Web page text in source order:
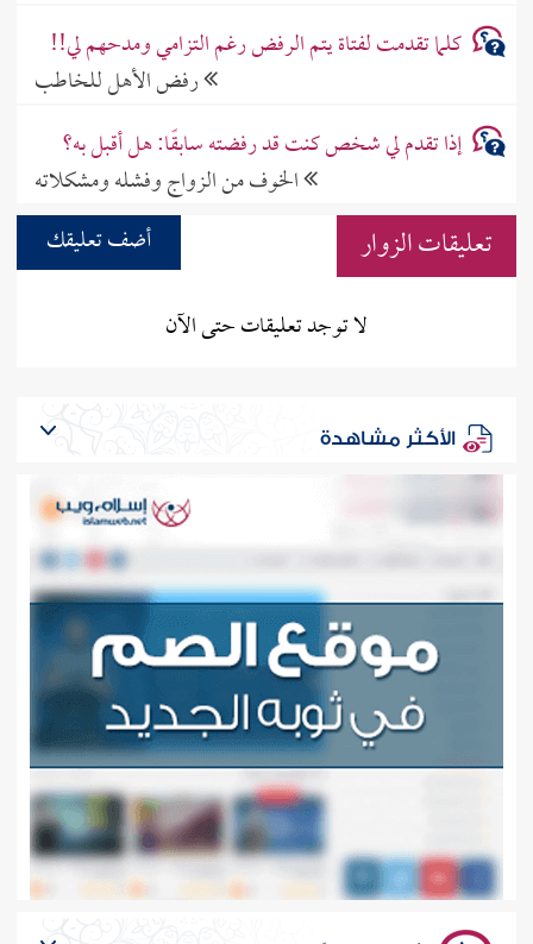
كلما تقدمت لفتاة يتم الرفض رغم التزامي ومدحهم لي!!
رفض الأهل للخاطب
إذا تقدم لي شخص كنت قد رفضته سابقًا: هل أقبل به؟
الخوف من الزواج وفشله ومشكلاته
تعليقات الزوار
أضف تعليقك
لا توجد تعليقات حتى الآن
الأكثر مشاهدة